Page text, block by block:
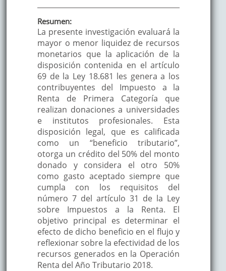
Resumen:
La presente investigación evaluará la
mayor o menor liquidez de recursos
monetarios que la aplicación de la
disposición contenida en el artículo
69 de la Ley 18.681 les genera a los
contribuyentes del Impuesto a la
Renta de Primera Categoría que
realizan donaciones a universidades
e institutos profesionales. Esta
disposición legal, que es calificada
como un “beneficio tributario”,
otorga un crédito del 50% del monto
donado y considera el otro 50%
como gasto aceptado siempre que
cumpla con los requisitos del
número 7 del artículo 31 de la Ley
sobre Impuestos a la Renta. El
objetivo principal es determinar el
efecto de dicho beneficio en el flujo y
reflexionar sobre la efectividad de los
recursos generados en la Operación
Renta del Año Tributario 2018.